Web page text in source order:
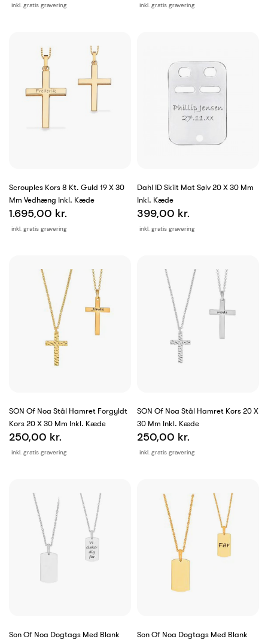
inkl. gratis gravering inkl. gratis gravering
Scrouples Kors 8 Kt. Guld 19 X 30
Mm Vedhæng Inkl. Kæde
inkl. gratis gravering
1.695,00 kr.
Dahl ID Skilt Mat Sølv 20 X 30 Mm
Inkl. Kæde
inkl. gratis gravering
399,00 kr.
SON Of Noa Stål Hamret Forgyldt
Kors 20 X 30 Mm Inkl. Kæde
inkl. gratis gravering
250,00 kr.
SON Of Noa Stål Hamret Kors 20 X
30 Mm Inkl. Kæde
inkl. gratis gravering
250,00 kr.
Son Of Noa Dogtags Med Blank
Son Of Noa Dogtags Med Blank